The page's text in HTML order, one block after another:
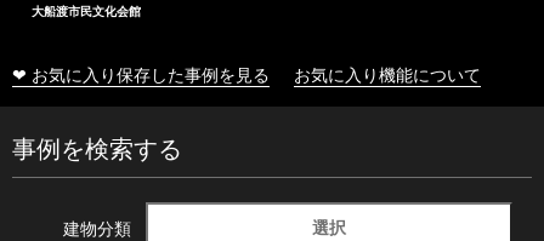
大船渡市民文化会館
❤ お気に入り保存した事例を見る お気に入り機能について
事例を検索する
建物分類 選択